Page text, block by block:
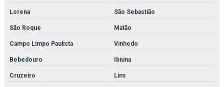
Lorena São Sebastião
São Roque Matão
Campo Limpo Paulista Vinhedo
Bebedouro Ibiúna
Cruzeiro Lins